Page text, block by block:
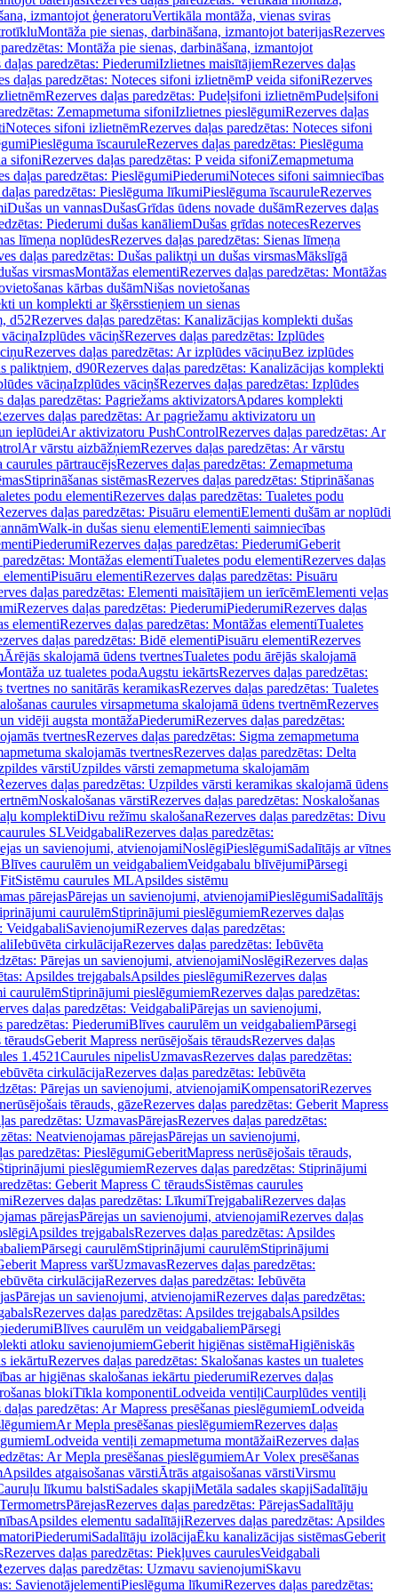
izmantojot ģeneratoruVertikāla montāža, vienas sviras
Montāža pie sienas, darbināšana, izmantojot baterijasRezerves
Montāža pie sienas, darbināšana, izmantojot
daļas paredzētas: PiederumiIzlietnes maisītājiemRezerves daļas
daļas paredzētas: Noteces sifoni izlietnēmP veida sifoniRezerves
Rezerves daļas paredzētas: Pudeļsifoni izlietnēmPudeļsifoni
Zemapmetuma sifoniIzlietnes pieslēgumiRezerves daļas
Noteces sifoni izlietnēmRezerves daļas paredzētas: Noteces sifoni
Pieslēguma īscauruleRezerves daļas paredzētas: Pieslēguma
sifoniRezerves daļas paredzētas: P veida sifoniZemapmetuma
daļas paredzētas: PieslēgumiPiederumiNoteces sifoni saimniecības
paredzētas: Pieslēguma līkumiPieslēguma īscauruleRezerves
Dušas un vannasDušasGrīdas ūdens novade dušāmRezerves daļas
Piederumi dušas kanāliemDušas grīdas notecesRezerves
līmeņa noplūdesRezerves daļas paredzētas: Sienas līmeņa
daļas paredzētas: Dušas paliktņi un dušas virsmasMākslīgā
virsmasMontāžas elementiRezerves daļas paredzētas: Montāžas
kārbas dušāmNišas novietošanas
un komplekti ar šķērsstieņiem un sienas
d52Rezerves daļas paredzētas: Kanalizācijas komplekti dušas
Izplūdes vāciņšRezerves daļas paredzētas: Izplūdes
Rezerves daļas paredzētas: Ar izplūdes vāciņuBez izplūdes
paliktņiem, d90Rezerves daļas paredzētas: Kanalizācijas komplekti
vāciņaIzplūdes vāciņšRezerves daļas paredzētas: Izplūdes
daļas paredzētas: Pagriežams aktivizatorsApdares komplekti
daļas paredzētas: Ar pagriežamu aktivizatoru un
ieplūdeiAr aktivizatoru PushControlRezerves daļas paredzētas: Ar
Ar vārstu aizbāžņiemRezerves daļas paredzētas: Ar vārstu
caurules pārtraucējsRezerves daļas paredzētas: Zemapmetuma
Stiprināšanas sistēmasRezerves daļas paredzētas: Stiprināšanas
podu elementiRezerves daļas paredzētas: Tualetes podu
daļas paredzētas: Pisuāru elementiElementi dušām ar noplūdi
Walk-in dušas sienu elementiElementi saimniecības
PiederumiRezerves daļas paredzētas: PiederumiGeberit
Montāžas elementiTualetes podu elementiRezerves daļas
elementiPisuāru elementiRezerves daļas paredzētas: Pisuāru
daļas paredzētas: Elementi maisītājiem un ierīcēmElementi veļas
Rezerves daļas paredzētas: PiederumiPiederumiRezerves daļas
elementiRezerves daļas paredzētas: Montāžas elementiTualetes
daļas paredzētas: Bidē elementiPisuāru elementiRezerves
Ārējās skalojamā ūdens tvertnesTualetes podu ārējās skalojamā
uz tualetes podaAugstu iekārtsRezerves daļas paredzētas:
no sanitārās keramikasRezerves daļas paredzētas: Tualetes
caurules virsapmetuma skalojamā ūdens tvertnēmRezerves
vidēji augsta montāžaPiederumiRezerves daļas paredzētas:
tvertnesRezerves daļas paredzētas: Sigma zemapmetuma
skalojamās tvertnesRezerves daļas paredzētas: Delta
vārstiUzpildes vārsti zemapmetuma skalojamām
daļas paredzētas: Uzpildes vārsti keramikas skalojamā ūdens
Noskalošanas vārstiRezerves daļas paredzētas: Noskalošanas
komplektiDivu režīmu skalošanaRezerves daļas paredzētas: Divu
SLVeidgabaliRezerves daļas paredzētas:
un savienojumi, atvienojamiNoslēgiPieslēgumiSadalītājs ar vītnes
Blīves caurulēm un veidgabaliemVeidgabalu blīvējumiPārsegi
Sistēmu caurules MLApsildes sistēmu
pārejasPārejas un savienojumi, atvienojamiPieslēgumiSadalītājs
caurulēmStiprinājumi pieslēgumiemRezerves daļas
VeidgabaliSavienojumiRezerves daļas paredzētas:
Iebūvēta cirkulācijaRezerves daļas paredzētas: Iebūvēta
Pārejas un savienojumi, atvienojamiNoslēgiRezerves daļas
Apsildes trejgabalsApsildes pieslēgumiRezerves daļas
caurulēmStiprinājumi pieslēgumiemRezerves daļas paredzētas:
daļas paredzētas: VeidgabaliPārejas un savienojumi,
paredzētas: PiederumiBlīves caurulēm un veidgabaliemPārsegi
tēraudsGeberit Mapress nerūsējošais tēraudsRezerves daļas
1.4521Caurules nipelisUzmavasRezerves daļas paredzētas:
cirkulācijaRezerves daļas paredzētas: Iebūvēta
Pārejas un savienojumi, atvienojamiKompensatoriRezerves
tērauds, gāzeRezerves daļas paredzētas: Geberit Mapress
paredzētas: UzmavasPārejasRezerves daļas paredzētas:
Neatvienojamas pārejasPārejas un savienojumi,
paredzētas: PieslēgumiGeberitMapress nerūsējošais tērauds,
pieslēgumiemRezerves daļas paredzētas: Stiprinājumi
Geberit Mapress C tēraudsSistēmas caurules
Rezerves daļas paredzētas: LīkumiTrejgabaliRezerves daļas
pārejasPārejas un savienojumi, atvienojamiRezerves daļas
Apsildes trejgabalsRezerves daļas paredzētas: Apsildes
Pārsegi caurulēmStiprinājumi caurulēmStiprinājumi
Mapress varšUzmavasRezerves daļas paredzētas:
cirkulācijaRezerves daļas paredzētas: Iebūvēta
Pārejas un savienojumi, atvienojamiRezerves daļas paredzētas:
Rezerves daļas paredzētas: Apsildes trejgabalsApsildes
Blīves caurulēm un veidgabaliemPārsegi
atloku savienojumiemGeberit higiēnas sistēmaHigiēniskās
iekārtuRezerves daļas paredzētas: Skalošanas kastes un tualetes
ar higiēnas skalošanas iekārtu piederumiRezerves daļas
blokiTīkla komponentiLodveida ventiļiCaurplūdes ventiļi
daļas paredzētas: Ar Mapress presēšanas pieslēgumiemLodveida
Ar Mepla presēšanas pieslēgumiemRezerves daļas
Lodveida ventiļi zemapmetuma montāžaiRezerves daļas
Ar Mepla presēšanas pieslēgumiemAr Volex presēšanas
Apsildes atgaisošanas vārstiĀtrās atgaisošanas vārstiVirsmu
līkumu balstiSadales skapjiMetāla sadales skapjiSadalītāju
TermometrsPārejasRezerves daļas paredzētas: PārejasSadalītāju
Apsildes elementu sadalītājiRezerves daļas paredzētas: Apsildes
PiederumiSadalītāju izolācijaĒku kanalizācijas sistēmasGeberit
Rezerves daļas paredzētas: Piekļuves caurulesVeidgabali
daļas paredzētas: Uzmavu savienojumiSkavu
SavienotājelementiPieslēguma līkumiRezerves daļas paredzētas: